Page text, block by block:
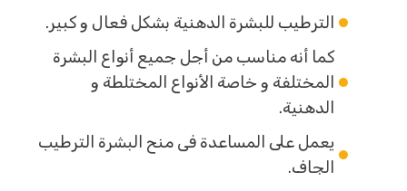
الترطيب للبشرة الدهنية بشكل فعال و كبير.
كما أنه مناسب من أجل جميع أنواع البشرة
المختلفة و خاصة الأنواع المختلطة و
الدهنية.
يعمل على المساعدة فى منح البشرة الترطيب
الجاف.